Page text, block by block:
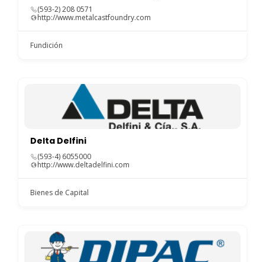
(593-2) 208 0571
http://www.metalcastfoundry.com
Fundición
Delta Delfini
(593-4) 6055000
http://www.deltadelfini.com
Bienes de Capital